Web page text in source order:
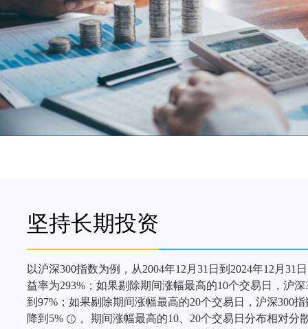
坚持长期投资
以沪深300指数为例，从2004年12月31日到2024年12月31
益率为293%；如果剔除期间涨幅最高的10个交易日，沪
到97%；如果剔除期间涨幅最高的20个交易日，沪深300
降到5%
。期间涨幅最高的10、20个交易日分布相对分